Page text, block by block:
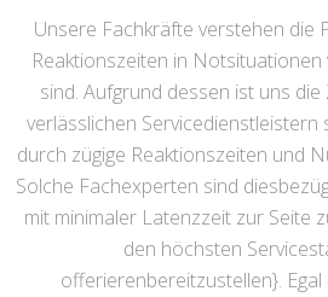
Unsere Fachkräfte verstehen die
Reaktionszeiten in
sind. Aufgrund dessen ist uns
verlässlichen Servicedienstleistern
durch zügige Reaktionszeiten und
Solche Fachexperten sind
mit minimaler Latenzzeit zur Seite
den höchsten
offerierenbereitzustellen}.